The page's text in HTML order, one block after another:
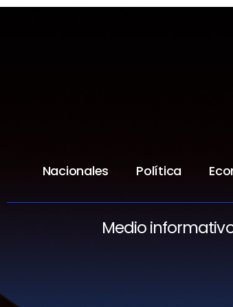
Nacionales Política
Medio